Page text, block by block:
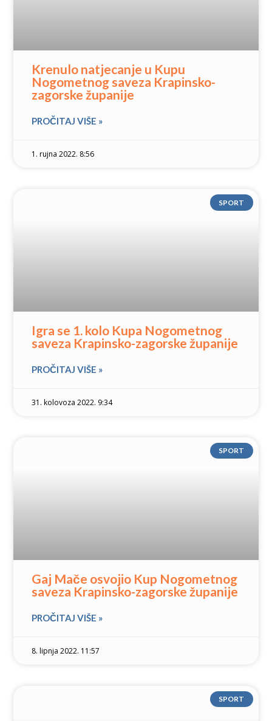
Krenulo natjecanje u Kupu
Nogometnog saveza Krapinsko-
zagorske županije
PROČITAJ VIŠE »
1. rujna 2022. 8:56
SPORT
Igra se 1. kolo Kupa Nogometnog
saveza Krapinsko-zagorske županije
PROČITAJ VIŠE »
31. kolovoza 2022. 9:34
SPORT
Gaj Mače osvojio Kup Nogometnog
saveza Krapinsko-zagorske županije
PROČITAJ VIŠE »
8. lipnja 2022. 11:57
SPORT